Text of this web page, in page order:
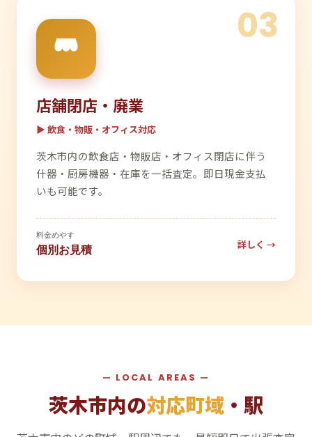
03
店舗閉店・廃業
▶ 飲食・物販・オフィス対応
茨木市内の飲食店・物販店・オフィス閉店に伴う
什器・厨房機器・在庫を一括査定。即日現金支払
いも可能です。
料金めやす
個別お見積 詳しく →
— LOCAL AREAS —
茨木市内の対応町域 ・駅